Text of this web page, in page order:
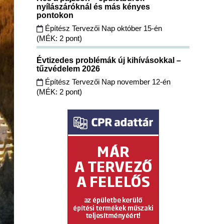
nyílászáróknál és más kényes
pontokon
Építész Tervezői Nap október 15-én
(MÉK: 2 pont)
Évtizedes problémák új kihívásokkal –
tűzvédelem 2026
Építész Tervezői Nap november 12-én
(MÉK: 2 pont)